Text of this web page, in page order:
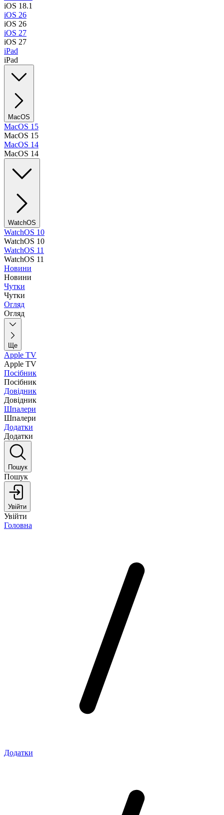
iOS 18.1
iOS 26
iOS 26
iOS 27
iOS 27
iPad
iPad
MacOS
MacOS 15
MacOS 15
MacOS 14
MacOS 14
WatchOS
WatchOS 10
WatchOS 10
WatchOS 11
WatchOS 11
Новини
Новини
Чутки
Чутки
Огляд
Огляд
Ще
Apple TV
Apple TV
Посібник
Посібник
Довідник
Довідник
Шпалери
Шпалери
Додатки
Додатки
Пошук
Пошук
Увійти
Увійти
Головна
Додатки